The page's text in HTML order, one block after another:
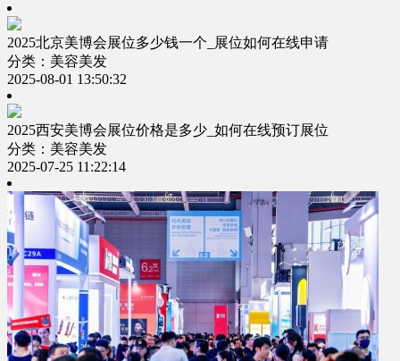
2025北京美博会展位多少钱一个_展位如何在线申请
分类：美容美发
2025-08-01 13:50:32
2025西安美博会展位价格是多少_如何在线预订展位
分类：美容美发
2025-07-25 11:22:14